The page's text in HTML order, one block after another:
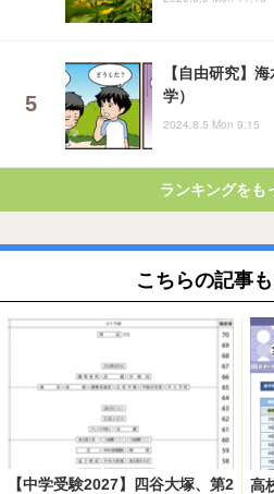
【自由研究】
学）
2024.8.5 Mon 9:15
ランキングをも
こちらの記事
【中学受験2027】四谷大塚、第2
高